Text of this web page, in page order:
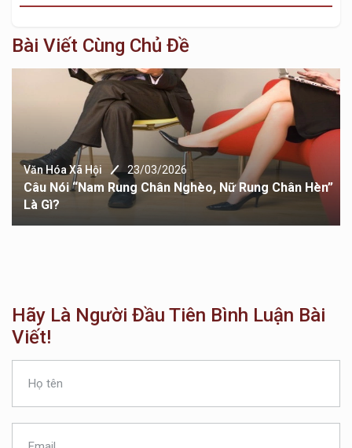
Bài Viết Cùng Chủ Đề
Văn Hóa Xã Hội 23/03/2026
Câu Nói “Nam Rung Chân Nghèo, Nữ Rung Chân Hèn”
Là Gì?
Hãy Là Người Đầu Tiên Bình Luận Bài
Viết!